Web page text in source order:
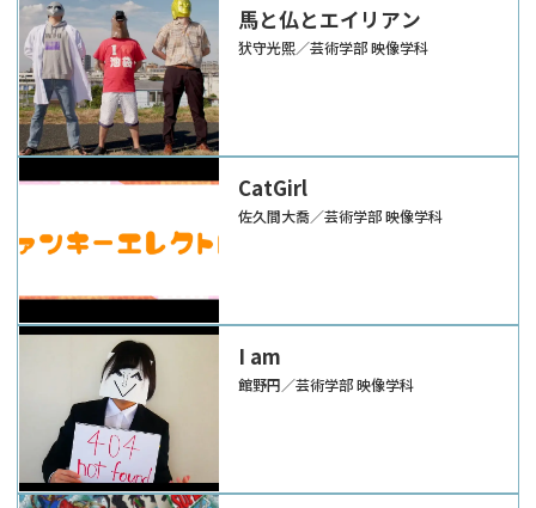
馬と仏とエイリアン
犾守光熙／芸術学部 映像学科
CatGirl
佐久間大喬／芸術学部 映像学科
I am
館野円／芸術学部 映像学科